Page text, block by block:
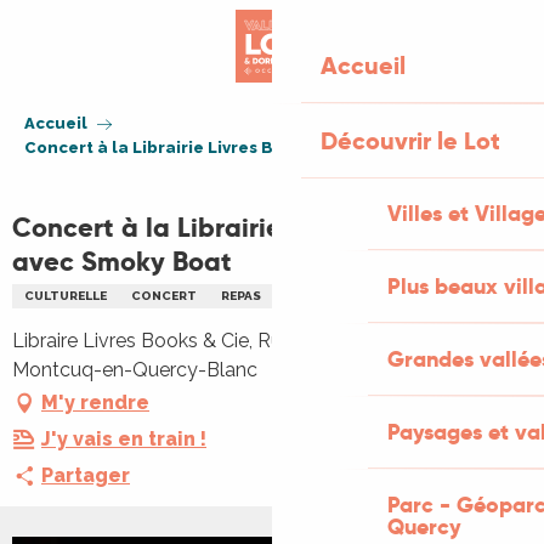
Accueil
Découvrir le Lot
Villes et
Plus beaux
Grandes
Paysages et
Parc -
Quercy
Accueil
Concert à la Librairie Livres Books & Co avec Smoky Boat
Concert à la Librairie Livres Books & Co
avec Smoky Boat
CULTURELLE CONCERT REPAS MUSIQUE DU MONDE
Libraire Livres Books & Cie, Rue du Pendillou, 46800
Montcuq-en-Quercy-Blanc
M'y rendre
J'y vais en train !
Partager